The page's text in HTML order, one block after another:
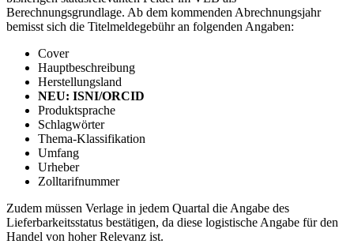
Berechnungsgrundlage. Ab dem kommenden Abrechnungsjahr
bemisst sich die Titelmeldegebühr an folgenden Angaben:
Cover
Hauptbeschreibung
Herstellungsland
NEU: ISNI/ORCID
Produktsprache
Schlagwörter
Thema-Klassifikation
Umfang
Urheber
Zolltarifnummer
Zudem müssen Verlage in jedem Quartal die Angabe des
Lieferbarkeitsstatus bestätigen, da diese logistische Angabe für den
Handel von hoher Relevanz ist.